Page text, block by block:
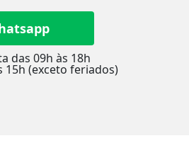
das 09h às 18h
15h (exceto feriados)